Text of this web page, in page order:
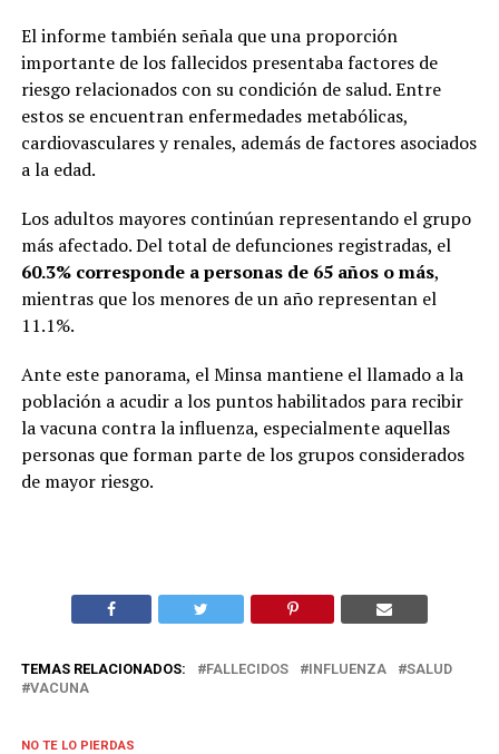
El informe también señala que una proporción
importante de los fallecidos presentaba factores de
riesgo relacionados con su condición de salud. Entre
estos se encuentran enfermedades metabólicas,
cardiovasculares y renales, además de factores asociados
a la edad.
Los adultos mayores continúan representando el grupo
más afectado. Del total de defunciones registradas, el
60.3% corresponde a personas de 65 años o más,
mientras que los menores de un año representan el
11.1%.
Ante este panorama, el Minsa mantiene el llamado a la
población a acudir a los puntos habilitados para recibir
la vacuna contra la influenza, especialmente aquellas
personas que forman parte de los grupos considerados
de mayor riesgo.
TEMAS RELACIONADOS: FALLECIDOS INFLUENZA
SALUD
VACUNA
NO TE LO PIERDAS